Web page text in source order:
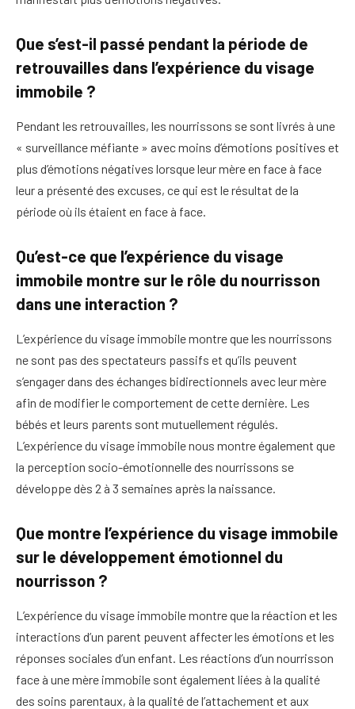
Que s’est-il passé pendant la période de
retrouvailles dans l’expérience du visage
immobile ?
Pendant les retrouvailles, les nourrissons se sont livrés à une
« surveillance méfiante » avec moins d’émotions positives et
plus d’émotions négatives lorsque leur mère en face à face
leur a présenté des excuses, ce qui est le résultat de la
période où ils étaient en face à face.
Qu’est-ce que l’expérience du visage
immobile montre sur le rôle du nourrisson
dans une interaction ?
L’expérience du visage immobile montre que les nourrissons
ne sont pas des spectateurs passifs et qu’ils peuvent
s’engager dans des échanges bidirectionnels avec leur mère
afin de modifier le comportement de cette dernière. Les
bébés et leurs parents sont mutuellement régulés.
L’expérience du visage immobile nous montre également que
la perception socio-émotionnelle des nourrissons se
développe dès 2 à 3 semaines après la naissance.
Que montre l’expérience du visage immobile
sur le développement émotionnel du
nourrisson ?
L’expérience du visage immobile montre que la réaction et les
interactions d’un parent peuvent affecter les émotions et les
réponses sociales d’un enfant. Les réactions d’un nourrisson
face à une mère immobile sont également liées à la qualité
des soins parentaux, à la qualité de l’attachement et aux